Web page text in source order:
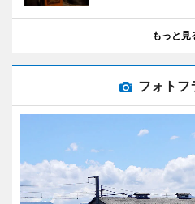
もっと見
フォトフ